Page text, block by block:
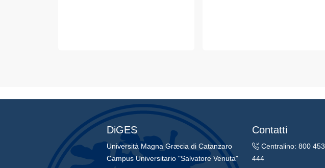
DiGES
Università Magna Græcia di Catanzaro
Campus Universitario "Salvatore Venuta"
Contatti
Centralino: 800 453
444